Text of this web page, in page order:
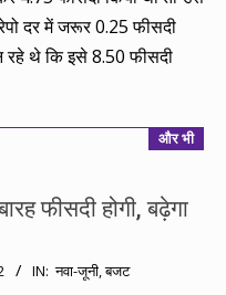
दर में जरूर 0.25 फीसदी
रहे थे कि इसे 8.50 फीसदी
और भी
फीसदी होगी, बढ़ेगा
IN: नवा-जूनी,बजट